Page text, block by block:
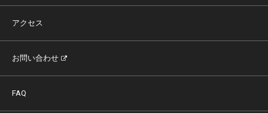
アクセス
お問い合わせ
FAQ